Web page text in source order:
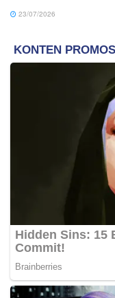
23/07/2026